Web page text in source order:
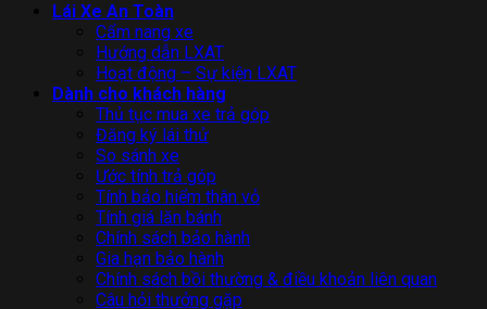
Lái Xe An Toàn
Cẩm nang xe
Hướng dẫn LXAT
Hoạt động – Sự kiện LXAT
Dành cho khách hàng
Thủ tục mua xe trả góp
Đăng ký lái thử
So sánh xe
Ước tính trả góp
Tính bảo hiểm thân vỏ
Tính giá lăn bánh
Chính sách bảo hành
Gia hạn bảo hành
Chính sách bồi thường & điều khoản liên quan
Câu hỏi thưởng gặp